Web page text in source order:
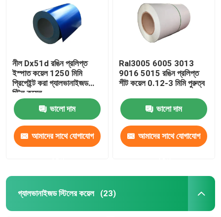
নীল Dx51d রঙিন প্রলিপ্ত
ইস্পাত কয়েল 1250 মিমি
প্রিপেইন্ট করা গ্যালভানাইজড
স্টিল কয়েল
ভালো দাম
আমাদের সাথে যোগাযোগ
Ral3005 6005 3013
9016 5015 রঙিন প্রলিপ্ত
শীট কয়েল 0.12-3 মিমি পুরুত্ব
ভালো দাম
আমাদের সাথে যোগাযোগ
গ্যালভানাইজড স্টিলের কয়েল (23)